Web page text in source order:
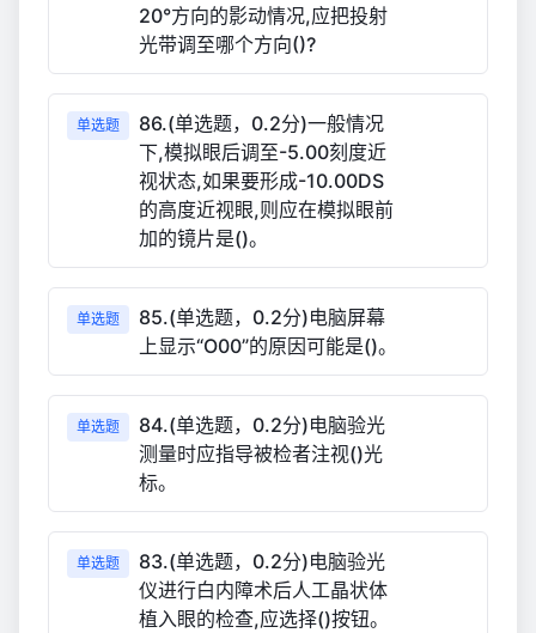
20°方向的影动情况,应把投射
光带调至哪个方向()?
单选题
86.(单选题，0.2分)一般情况
下,模拟眼后调至-5.00刻度近
视状态,如果要形成-10.00DS
的高度近视眼,则应在模拟眼前
加的镜片是()。
单选题
85.(单选题，0.2分)电脑屏幕
上显示“O00”的原因可能是()。
单选题
84.(单选题，0.2分)电脑验光
测量时应指导被检者注视()光
标。
单选题
83.(单选题，0.2分)电脑验光
仪进行白内障术后人工晶状体
植入眼的检查,应选择()按钮。